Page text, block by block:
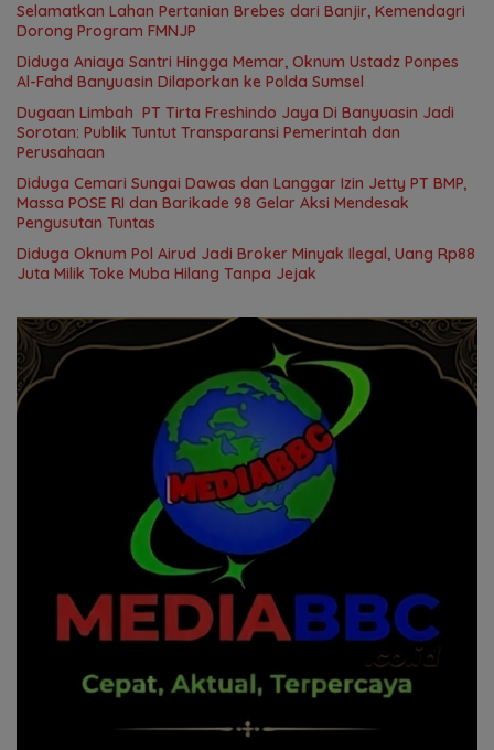
Selamatkan Lahan Pertanian Brebes dari Banjir, Kemendagri
Dorong Program FMNJP
Diduga Aniaya Santri Hingga Memar, Oknum Ustadz Ponpes
Al-Fahd Banyuasin Dilaporkan ke Polda Sumsel
Dugaan Limbah PT Tirta Freshindo Jaya Di Banyuasin Jadi
Sorotan: Publik Tuntut Transparansi Pemerintah dan
Perusahaan
Diduga Cemari Sungai Dawas dan Langgar Izin Jetty PT BMP,
Massa POSE RI dan Barikade 98 Gelar Aksi Mendesak
Pengusutan Tuntas
Diduga Oknum Pol Airud Jadi Broker Minyak Ilegal, Uang Rp88
Juta Milik Toke Muba Hilang Tanpa Jejak